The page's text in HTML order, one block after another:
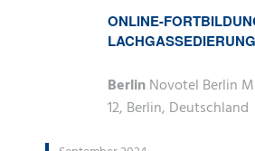
ONLINE-
BerlinNovotel Berlin
12, Berlin, Deutschland